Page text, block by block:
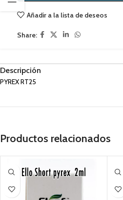
Añadir a la lista de deseos
Share:
Descripción
PYREX RT25
Productos relacionados